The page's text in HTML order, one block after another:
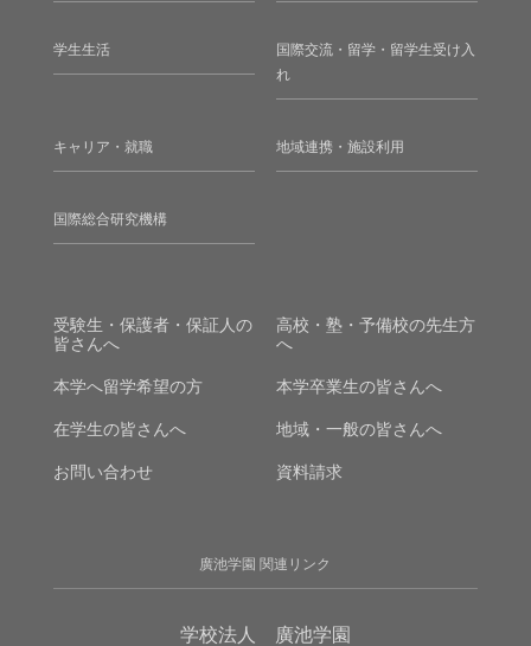
学生生活
国際交流・留学・留学生受け入
れ
キャリア・就職 地域連携・施設利用
国際総合研究機構
受験生・保護者・保証人の
皆さんへ
高校・塾・予備校の先生方
へ
本学へ留学希望の方 本学卒業生の皆さんへ
在学生の皆さんへ 地域・一般の皆さんへ
お問い合わせ 資料請求
廣池学園 関連リンク
学校法人 廣池学園